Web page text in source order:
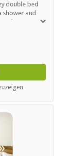
double bed
shower and
enjoy
TV with
high-speed
a ceiling fan
are also
that the room
are